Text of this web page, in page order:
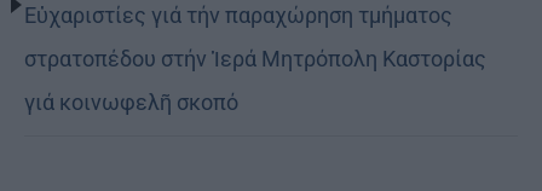
Εὐχαριστίες γιά τήν παραχώρηση τμήματος
στρατοπέδου στήν Ἱερά Μητρόπολη Καστορίας
γιά κοινωφελῆ σκοπό